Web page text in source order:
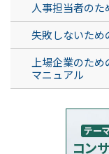
人事担当者の
失敗しないため
上場企業のた
マニュアル